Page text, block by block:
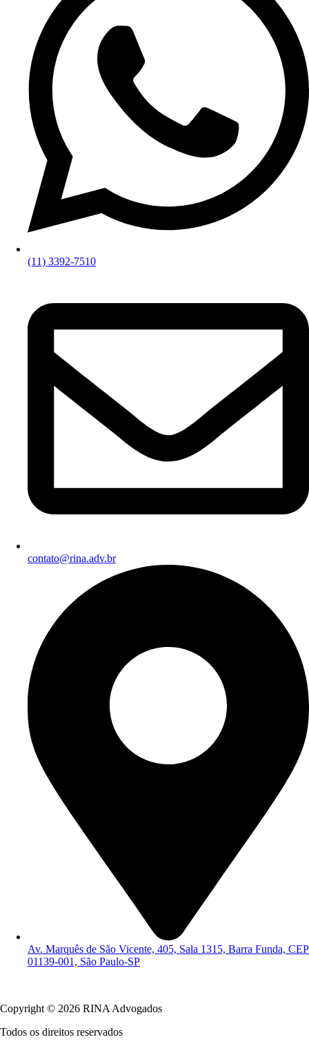
(11) 3392-7510
contato@rina.adv.br
Av. Marquês de São Vicente, 405, Sala 1315, Barra Funda, CEP
01139-001, São Paulo-SP
Copyright © 2026 RINA Advogados
Todos os direitos reservados